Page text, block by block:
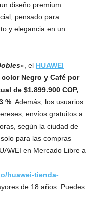
diseño premium
pensado para
y elegancia en un
«, el HUAWEI
Negro y Café por
de $1.899.900 COP,
% . Además, los usuarios
envíos gratuitos a
según la ciudad de
para las compras
en Mercado Libre a
huawei-tienda-
de 18 años. Puedes